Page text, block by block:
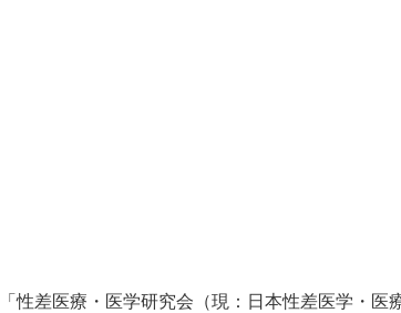
性差医療・医学研究会（現：日本性差医学・